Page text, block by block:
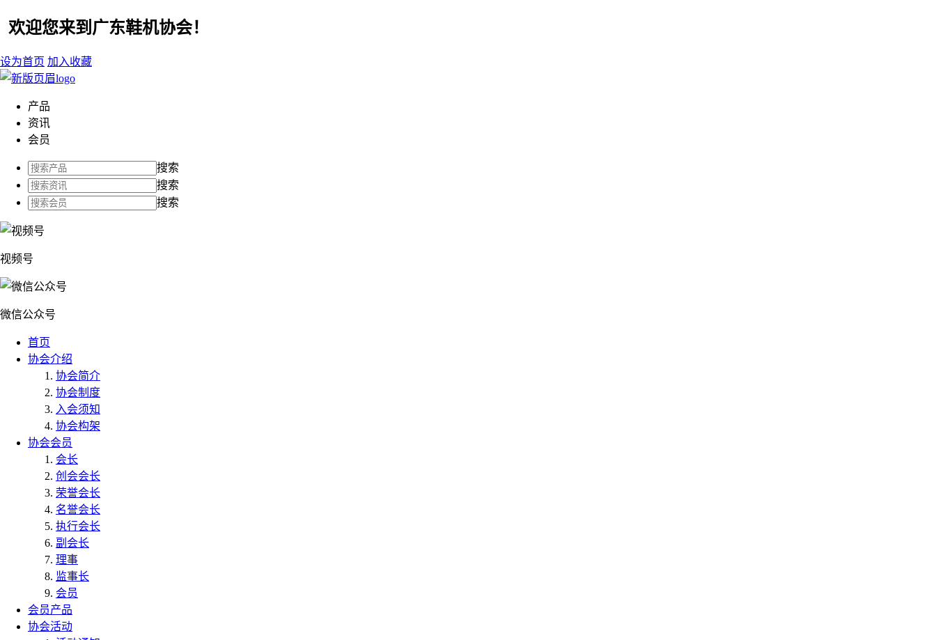
欢迎您来到广东鞋机协会！
设为首页 加入收藏
产品
资讯
会员
搜索
搜索
搜索
视频号
微信公众号
首页
协会介绍
协会简介
协会制度
入会须知
协会构架
协会会员
会长
创会会长
荣誉会长
名誉会长
执行会长
副会长
理事
监事长
会员
会员产品
协会活动